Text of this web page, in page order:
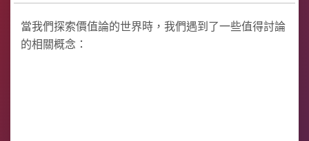
當我們探索價值論的世界時，我們遇到了一些值得討論
的相關概念：